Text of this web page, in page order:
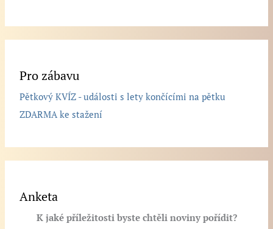
Pro zábavu
Pětkový KVÍZ - události s lety končícími na pětku
ZDARMA ke stažení
Anketa
K jaké příležitosti byste chtěli noviny pořídit?